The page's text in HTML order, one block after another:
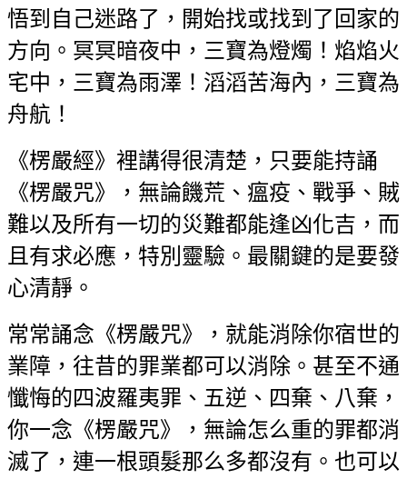
悟到自己迷路了，開始找或找到了回家的
方向。冥冥暗夜中， 三寶為燈燭！焰焰火
宅中， 三寶為雨澤！滔滔苦海內， 三寶為
舟航！
《楞嚴經》裡講得很清楚，只要能持誦
《楞嚴咒》，無論饑荒、瘟疫、戰爭、賊
難以及所有一切的災難都能逢凶化吉，而
且有求必應，特別靈驗。最關鍵的是要發
心清靜。
常常誦念《楞嚴咒》，就能消除你宿世的
業障，往昔的罪業都可以消除。甚至不通
懺悔的四波羅夷罪、五逆、四棄、八棄，
你一念《楞嚴咒》，無論怎么重的罪都消
滅了，連一根頭髮那么多都沒有。也可以